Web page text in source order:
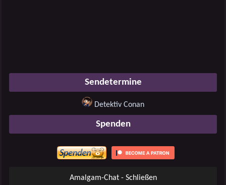
Sendetermine
Detektiv Conan
Spenden
Amalgam-Chat - Schließen